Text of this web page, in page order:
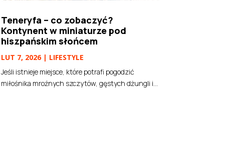
Teneryfa – co zobaczyć?
Kontynent w miniaturze pod
hiszpańskim słońcem
LUT 7, 2026| LIFESTYLE
Jeśli istnieje miejsce, które potrafi pogodzić
miłośnika mroźnych szczytów, gęstych dżungli i...